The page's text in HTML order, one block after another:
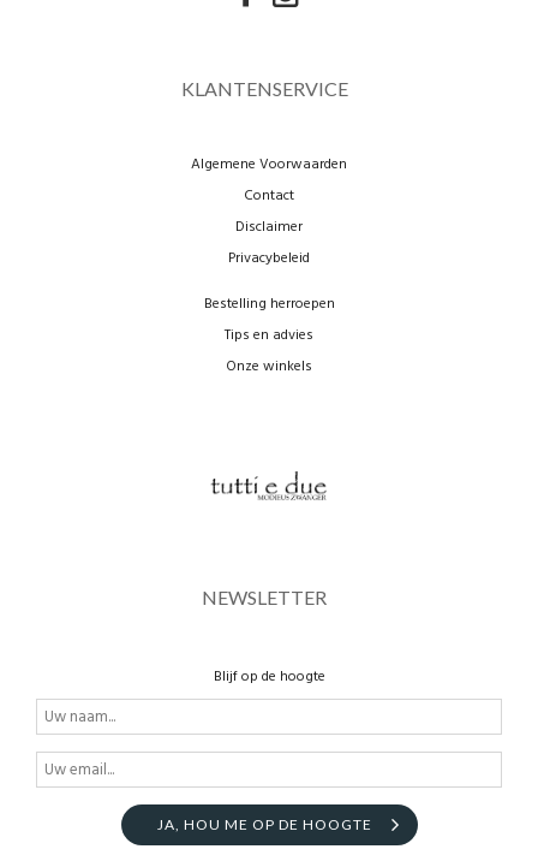
KLANTENSERVICE
Algemene Voorwaarden
Contact
Disclaimer
Privacybeleid
Bestelling herroepen
Tips en advies
Onze winkels
NEWSLETTER
Blijf op de hoogte
JA, HOU ME OP DE HOOGTE